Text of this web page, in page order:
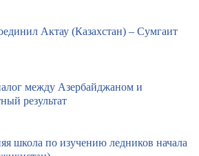
Актау (Казахстан) – Сумгаит
между Азербайджаном и
результат
школа по изучению ледников начала